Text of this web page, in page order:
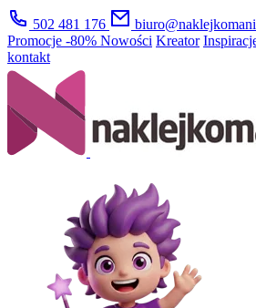
502 481 176
Promocje -80% Nowości Kreator
kontakt